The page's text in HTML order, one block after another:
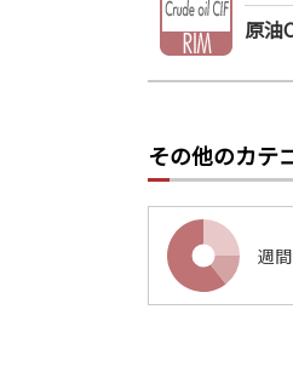
原油
その他のカテ
週